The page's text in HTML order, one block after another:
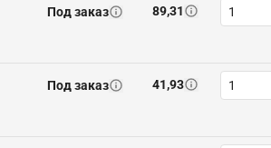
Под заказ 89,31
Под заказ 41,93